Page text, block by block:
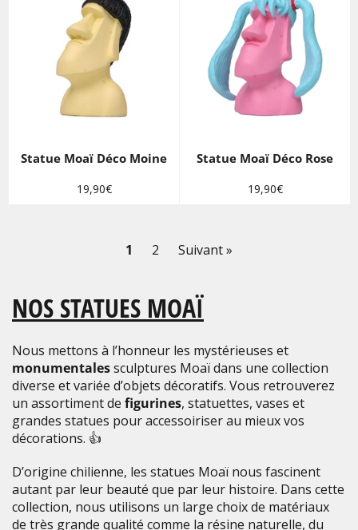
Statue Moaï Déco Moine
Prix
19,90€
Statue Moaï Déco Rose
Prix
19,90€
1 2 Suivant »
NOS STATUES MOAÏ
Nous mettons à l’honneur les mystérieuses et
monumentalessculptures Moaï dans une collection
diverse et variée d’objets décoratifs. Vous retrouverez
un assortiment de figurines, statuettes, vases et
grandes statues pour accessoiriser au mieux vos
décorations. 👍
D’origine chilienne, les statues Moaï nous fascinent
autant par leur beauté que par leur histoire. Dans cette
collection, nous utilisons un large choix de matériaux
de très grande qualité comme la résine naturelle, du